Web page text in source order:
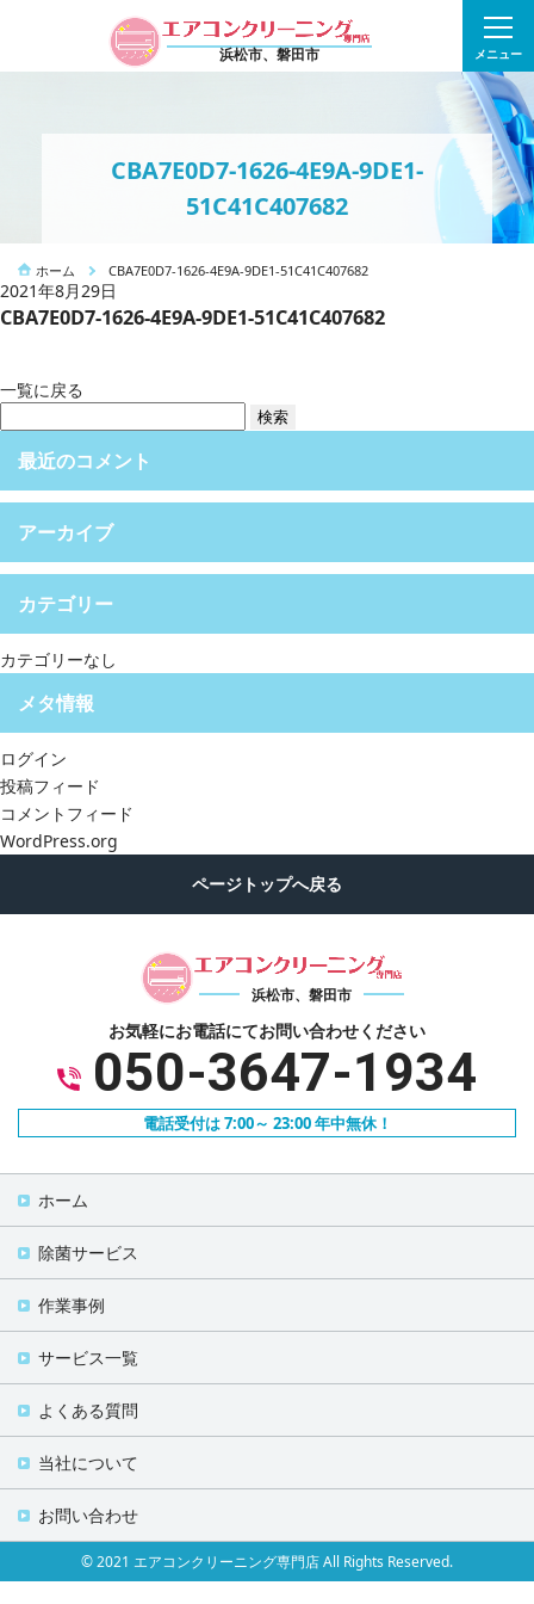
浜松市、磐田市 メニュー
CBA7E0D7-1626-4E9A-9DE1-
51C41C407682
ホーム CBA7E0D7-1626-4E9A-9DE1-51C41C407682
2021年8月29日
CBA7E0D7-1626-4E9A-9DE1-51C41C407682
一覧に戻る
索:
最近のコメント
アーカイブ
カテゴリー
カテゴリーなし
メタ情報
ログイン
投稿フィード
コメントフィード
WordPress.org
浜松市、磐田市
お気軽にお電話にてお問い合わせください
050-3647-1934
電話受付は 7:00～ 23:00 年中無休！
ホーム
除菌サービス
作業事例
サービス一覧
よくある質問
当社について
お問い合わせ
© 2021 エアコンクリーニング専門店 All Rights Reserved.